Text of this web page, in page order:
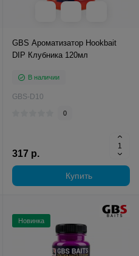
GBS Ароматизатор Hookbait
DIP Клубника 120мл
В наличии
GBS-D10
0
317 р.
Купить
Новинка